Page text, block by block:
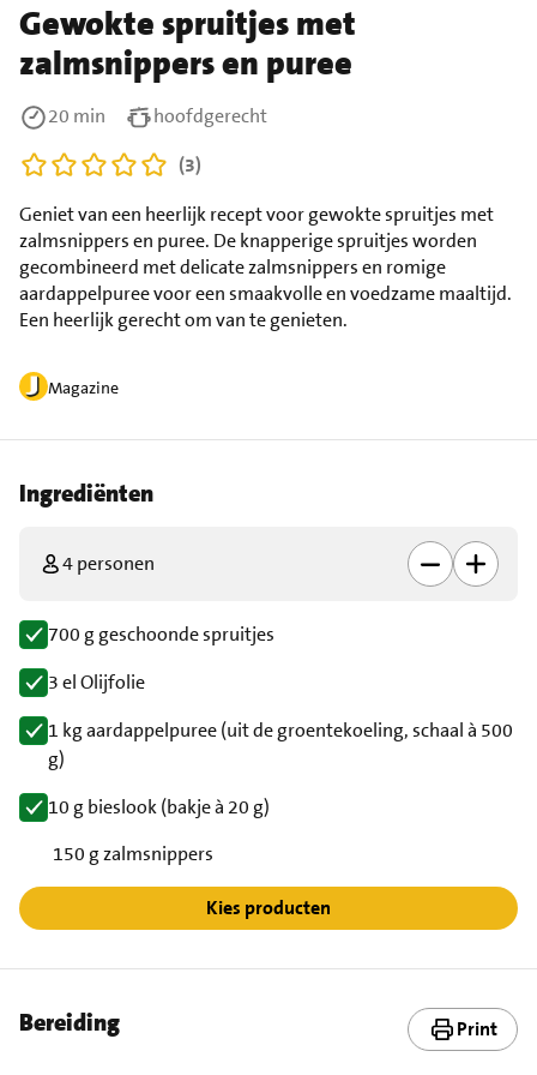
Gewokte spruitjes met
zalmsnippers en puree
Magazine
Geniet van een heerlijk recept voor gewokte spruitjes met
zalmsnippers en puree. De knapperige spruitjes worden
gecombineerd met delicate zalmsnippers en romige
aardappelpuree voor een smaakvolle en voedzame maaltijd.
Een heerlijk gerecht om van te genieten.
20 min
hoofdgerecht
(3)
Ingrediënten
4 personen
700 g geschoonde spruitjes
3 el Olijfolie
1 kg aardappelpuree (uit de groentekoeling, schaal à 500
g)
10 g bieslook (bakje à 20 g)
150 g zalmsnippers
Kies producten
Bereiding Print